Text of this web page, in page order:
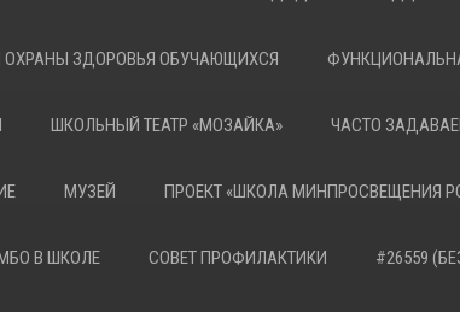
ОХРАНЫ ЗДОРОВЬЯ ОБУЧАЮЩИХСЯ
ШКОЛЬНЫЙ ТЕАТР «МОЗАЙКА» ЧАСТО
МУЗЕЙ ПРОЕКТ «ШКОЛА МИНПРОСВЕЩЕНИЯ
В ШКОЛЕ СОВЕТ ПРОФИЛАКТИКИ #26559